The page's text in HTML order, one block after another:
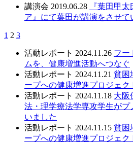
講演会 2019.06.28
『葉田甲
ア』にて葉田が講演をさせて
1 2 3
活動レポート 2024.11.26 フー
ムを、健康増進活動へつなぐ
活動レポート 2024.11.21 貧困
ープへの健康増進プロジェク
活動レポート 2024.11.18 大阪
法・理学療法学専攻学生が
いました
活動レポート 2024.11.15 貧困
ープへの健康増進プロジェク